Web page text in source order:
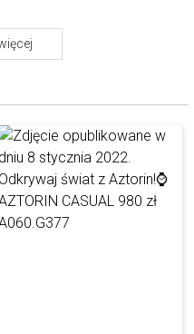
i wzornictwem doskonale
Ma charakter, jest
szyku, naturalnej